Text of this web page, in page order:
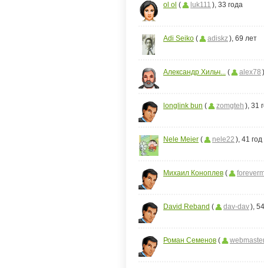
ol ol ( luk111 ), 33 года
Adi Seiko ( adiskz), 69 лет
Александр Хильч... ( alex78
longlink bun ( zomgteh ), 31
Nele Meier ( nele22 ), 41 год
Михаил Коноплев (
David Reband ( dav-dav),
Роман Семенов (